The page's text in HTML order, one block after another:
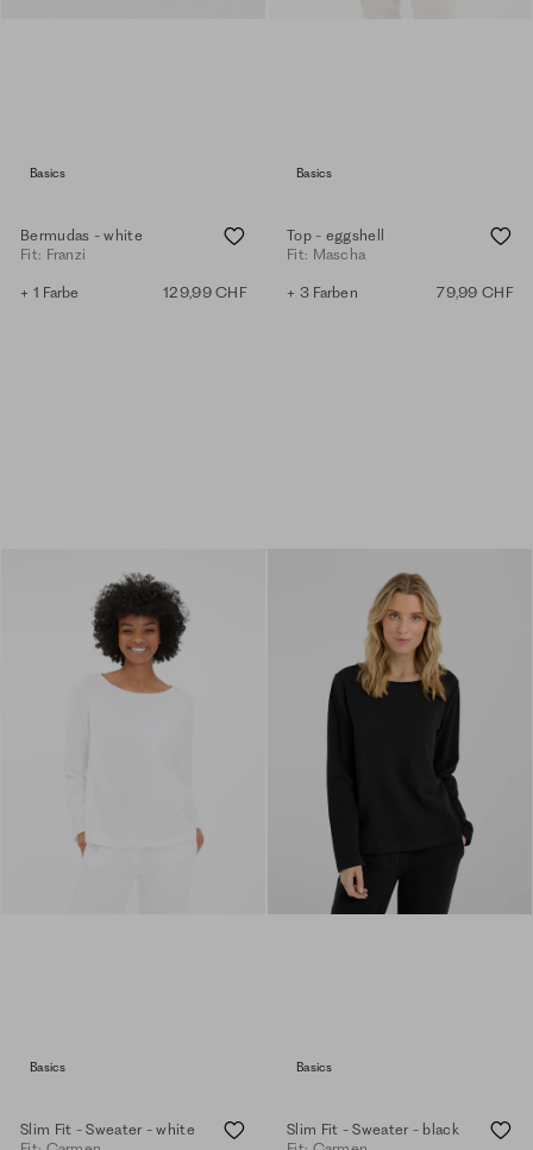
Basics
Bermudas - white
Fit: Franzi
+ 1 Farbe 129,99 CHF
Basics
Top - eggshell
Fit: Mascha
+ 3 Farben 79,99 CHF
Basics
Slim Fit - Sweater - white
Basics
Slim Fit - Sweater - black